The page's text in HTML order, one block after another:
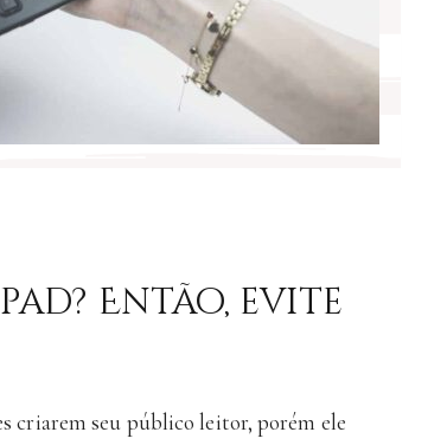
Então, evite
criarem seu público leitor, porém ele